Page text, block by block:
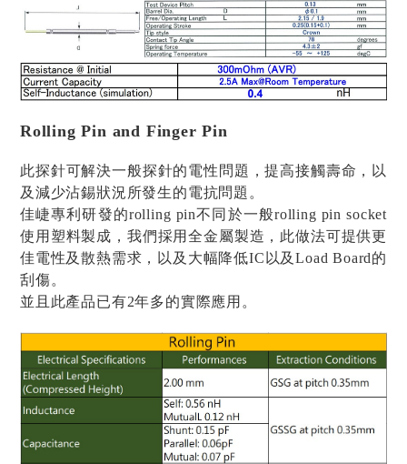
Rolling Pin and Finger Pin
此探針可解決一般探針的電性問題，提高接觸壽命，以
及減少沾錫狀況所發生的電抗問題。
佳崨專利研發的rolling pin不同於一般rolling pin socket
使用塑料製成，我們採用全金屬製造，此做法可提供更
佳電性及散熱需求，以及大幅降低IC以及Load Board的
刮傷。
並且此產品已有2年多的實際應用。